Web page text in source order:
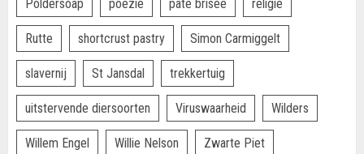
Poldersoap poëzie pâte brisée religie
Rutte shortcrust pastry Simon Carmiggelt
slavernij St Jansdal trekkertuig
uitstervende diersoorten Viruswaarheid Wilders
Willem Engel Willie Nelson Zwarte Piet